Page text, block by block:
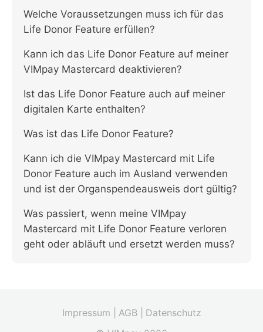
Welche Voraussetzungen muss ich für das
Life Donor Feature erfüllen?
Kann ich das Life Donor Feature auf meiner
VIMpay Mastercard deaktivieren?
Ist das Life Donor Feature auch auf meiner
digitalen Karte enthalten?
Was ist das Life Donor Feature?
Kann ich die VIMpay Mastercard mit Life
Donor Feature auch im Ausland verwenden
und ist der Organspendeausweis dort gültig?
Was passiert, wenn meine VIMpay
Mastercard mit Life Donor Feature verloren
geht oder abläuft und ersetzt werden muss?
Impressum | AGB |
Datenschutz